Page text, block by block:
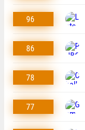
96
86
78
77